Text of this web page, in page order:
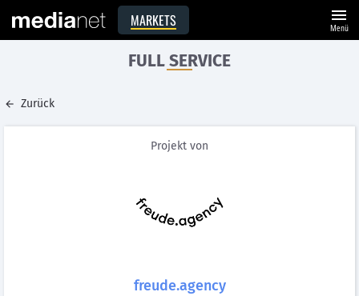
MARKETS menu
Menü
FULL SERVICE
Zurück
Projekt von
freude.agency